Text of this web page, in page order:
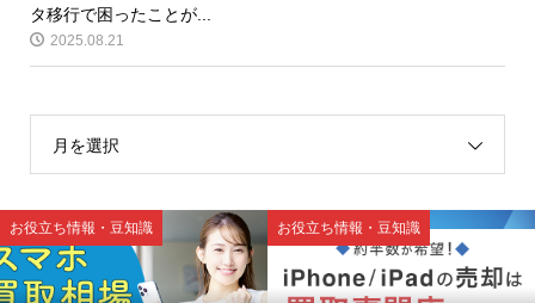
タ移行で困ったことが...
2025.08.21
月を選択
お役立ち情報・豆知識 お役立ち情報・豆知識